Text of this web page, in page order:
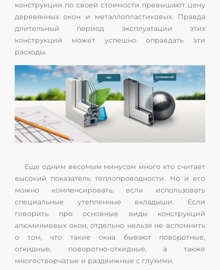
конструкции по своей стоимости превышают цену
деревянных окон и металлопластиковых. Правда
длительный период эксплуатации этих
конструкций может успешно оправдать эти
расходы.
Еще одним весомым минусом много кто считает
высокий показатель теплопроводности. Но и его
можно компенсировать, если использовать
специальные утепленные вкладыши. Если
говорить про основные виды конструкций
алюминиевых окон, отдельно нельзя не вспомнить
о том, что такие окна бывают поворотные,
откидные, поворотно-откидные, а также
многостворчатые и раздвижные с глухими.